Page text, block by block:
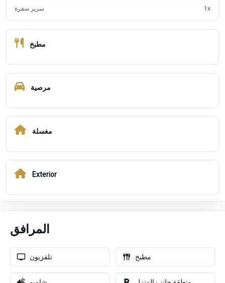
سرير سفرة 1 x
مطبخ
مرصية
مغسلة
Exterior
المرافق
تلفزيون مطبخ